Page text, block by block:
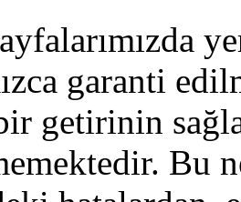
garanti
getirinin
Bu